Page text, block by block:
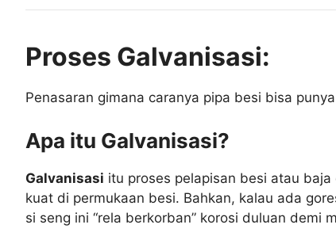
Proses Galvanisasi:
Penasaran gimana caranya pipa besi bisa
Apa itu Galvanisasi?
Galvanisasi itu proses pelapisan besi atau
kuat di permukaan besi. Bahkan, kalau ada
si seng ini “rela berkorban” korosi duluan demi